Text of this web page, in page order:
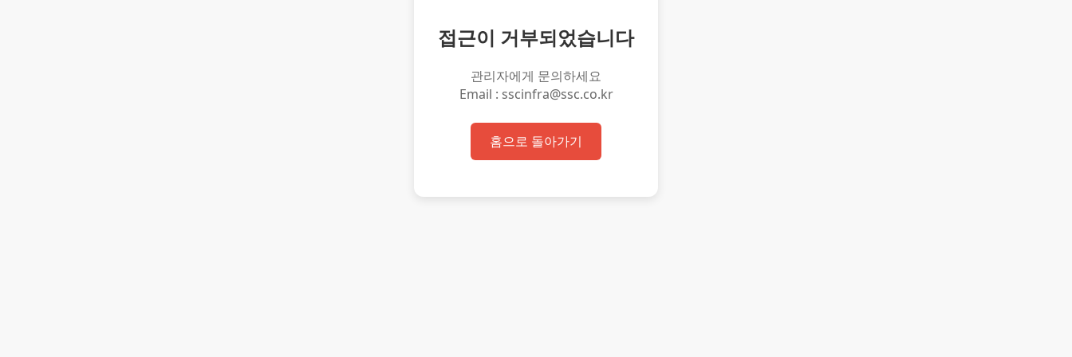
접근이 거부되었습니다
관리자에게 문의하세요
Email : sscinfra@ssc.co.kr
홈으로 돌아가기